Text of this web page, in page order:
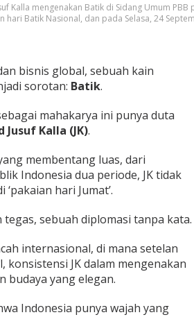
Kalla mengenakan Batik di Sidang Umum PBB
Batik Nasional, dan pada Selasa, 24
bisnis global, sebuah kain
sorotan: Batik.
mahakarya ini punya duta
Jusuf Kalla (JK).
membentang luas, dari
Indonesia dua periode, JK tidak
hari Jumat’.
sebuah diplomasi tanpa kata.
internasional, di mana setelan
konsistensi JK dalam mengenakan
budaya yang elegan.
Indonesia punya wajah yang